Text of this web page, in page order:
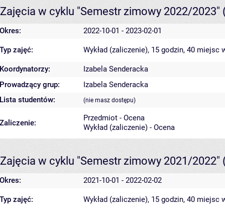
Zajęcia w cyklu "Semestr zimowy 2022/2023"
Okres: 2022-10-01 - 2023-02-01
Typ zajęć: Wykład (zaliczenie), 15 godzin, 40 miejsc
Koordynatorzy:
Izabela Senderacka
Prowadzący grup:
Izabela Senderacka
Lista studentów:
(nie masz dostępu)
Zaliczenie:
Przedmiot - Ocena
Wykład (zaliczenie) - Ocena
Zajęcia w cyklu "Semestr zimowy 2021/2022"
Okres: 2021-10-01 - 2022-02-02
Typ zajęć: Wykład (zaliczenie), 15 godzin, 40 miejsc